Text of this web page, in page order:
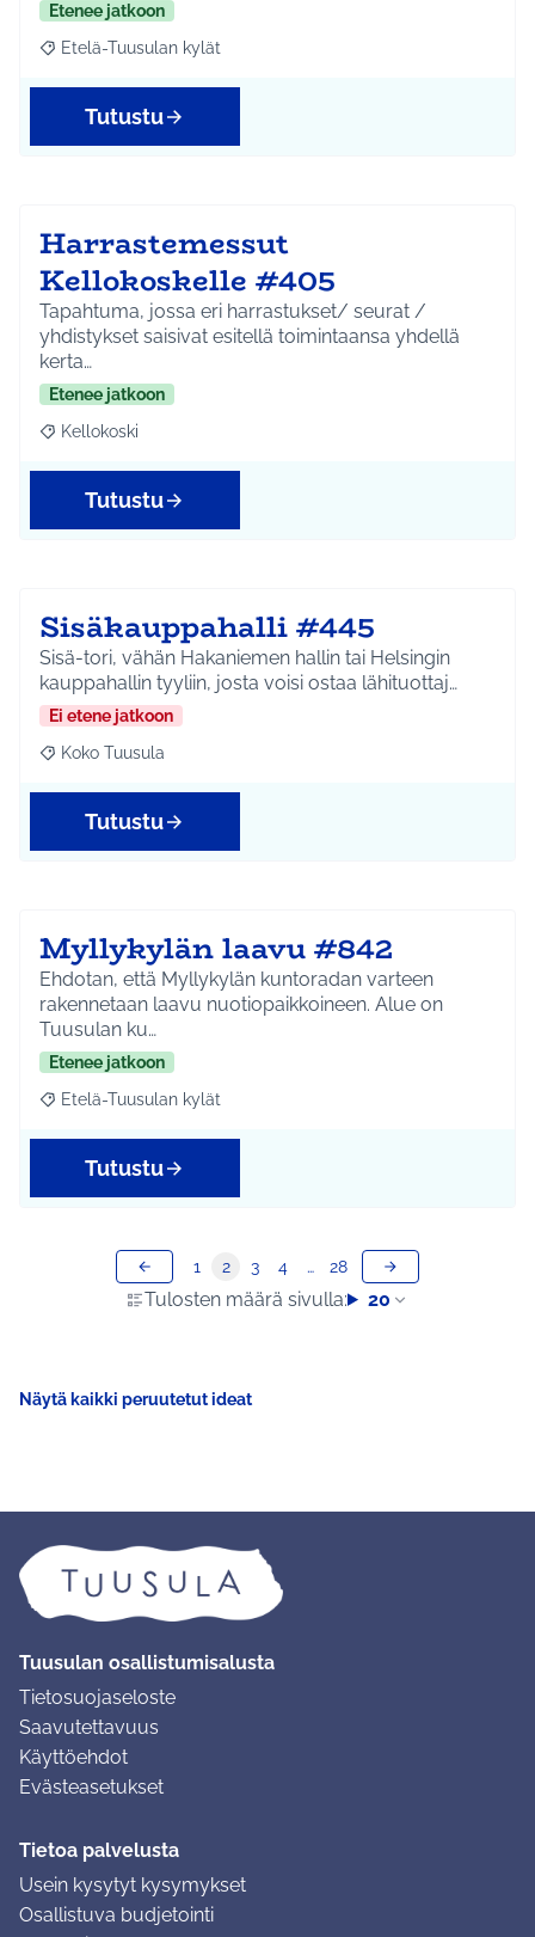
Etenee jatkoon
Rajaa tulokset aihepiirin mukaan: Etelä-Tuusulan kylät
Etelä-Tuusulan kylät
Tutustu
Harrastemessut
Kellokoskelle #405
Tapahtuma, jossa eri harrastukset/ seurat /
yhdistykset saisivat esitellä toimintaansa yhdellä
kerta…
Etenee jatkoon
Rajaa tulokset aihepiirin mukaan: Kellokoski
Kellokoski
Tutustu
Sisäkauppahalli #445
Sisä-tori, vähän Hakaniemen hallin tai Helsingin
kauppahallin tyyliin, josta voisi ostaa lähituottaj…
Ei etene jatkoon
Rajaa tulokset aihepiirin mukaan: Koko Tuusula
Koko Tuusula
Tutustu
Myllykylän laavu #842
Ehdotan, että Myllykylän kuntoradan varteen
rakennetaan laavu nuotiopaikkoineen. Alue on
Tuusulan ku…
Etenee jatkoon
Rajaa tulokset aihepiirin mukaan: Etelä-Tuusulan kylät
Etelä-Tuusulan kylät
Tutustu
Tulosten määrä sivulla: 20
1 2 3 4 … 28
Näytä kaikki peruutetut ideat
Tuusulan osallistumisalusta
Tietosuojaseloste
Saavutettavuus
Käyttöehdot
Evästeasetukset
Tietoa palvelusta
Usein kysytyt kysymykset
Osallistuva budjetointi